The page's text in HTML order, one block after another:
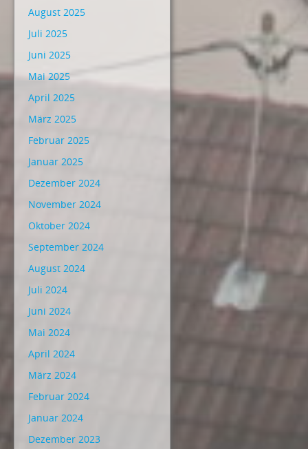
August 2025
Juli 2025
Juni 2025
Mai 2025
April 2025
März 2025
Februar 2025
Januar 2025
Dezember 2024
November 2024
Oktober 2024
September 2024
August 2024
Juli 2024
Juni 2024
Mai 2024
April 2024
März 2024
Februar 2024
Januar 2024
Dezember 2023